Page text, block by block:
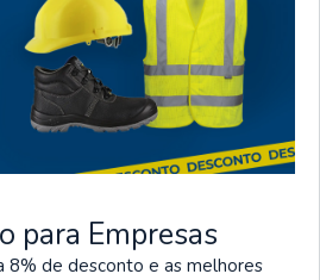
Pagamentos
Seguros
Temos vários métodos
para Empresas
8% de desconto e as melhores